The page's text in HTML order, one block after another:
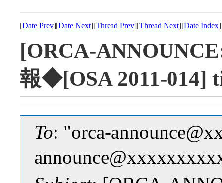
[Date Prev][Date Next][Thread Prev][Thread Next][Date Index
[ORCA-
報◆[OSA 2011-014]
To: "orca-